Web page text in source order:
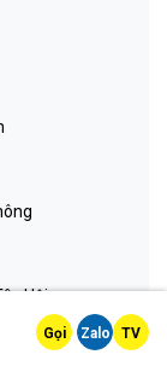
Hội
Gọi Zalo TV